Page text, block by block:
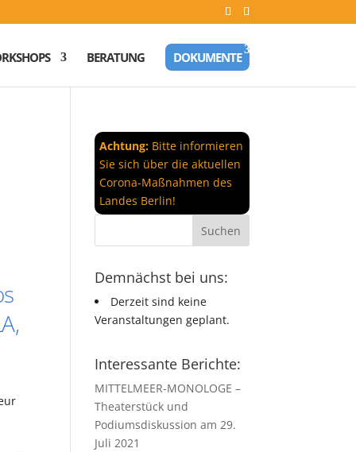
BERATUNG DOKUMENTE
Achtung: Bitte informieren
Sie sich über die aktuellen
Corona-Maßnahmen des
Landes Berlin!
Demnächst bei uns:
Derzeit sind keine
Veranstaltungen geplant.
Interessante Berichte:
MITTELMEER-MONOLOGE –
Theaterstück und
Podiumsdiskussion am 29.
Juli 2021